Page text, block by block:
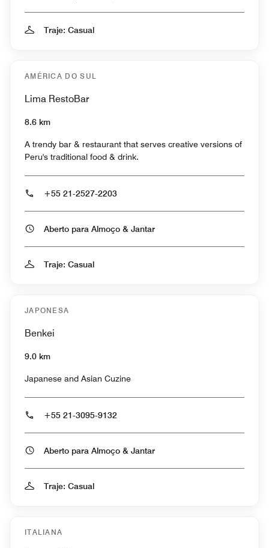
Traje: Casual
AMÉRICA DO SUL
Lima RestoBar
8.6 km
A trendy bar & restaurant that serves creative versions of
Peru's traditional food & drink.
+55 21-2527-2203
Aberto para Almoço & Jantar
Traje: Casual
JAPONESA
Benkei
9.0 km
Japanese and Asian Cuzine
+55 21-3095-9132
Aberto para Almoço & Jantar
Traje: Casual
ITALIANA